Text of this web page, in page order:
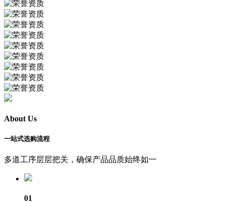
About Us
一站式选购流程
多道工序层层把关，确保产品品质始终如一
01